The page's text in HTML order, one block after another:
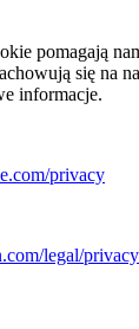
pomagają
się na
informacje.
privacy
legal/